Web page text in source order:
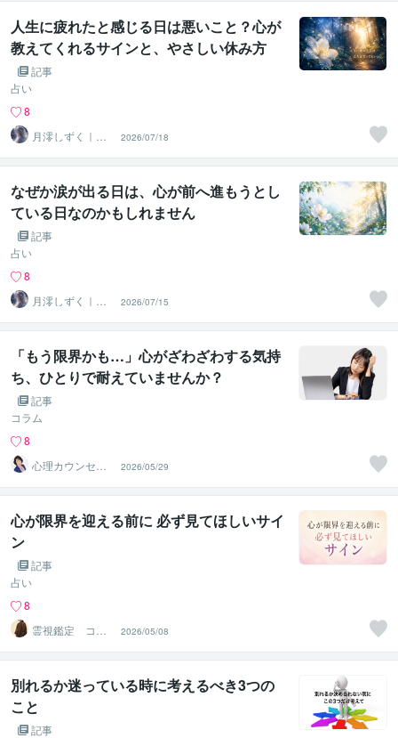
人生に疲れたと感じる日は悪いこと？心が
教えてくれるサインと、やさしい休み方
記事
占い
8
月澪しずく｜魂
の道案内人
2026/07/18
なぜか涙が出る日は、心が前へ進もうとし
ている日なのかもしれません
記事
占い
8
月澪しずく｜魂
の道案内人
2026/07/15
「もう限界かも…」心がざわざわする気持
ち、ひとりで耐えていませんか？
記事
コラム
8
心理カウンセラ
ー飯塚和美♡実
績８千件以上
2026/05/29
心が限界を迎える前に 必ず見てほしいサイ
ン
記事
占い
8
霊視鑑定 コハ
ク
2026/05/08
別れるか迷っている時に考えるべき3つの
こと
記事